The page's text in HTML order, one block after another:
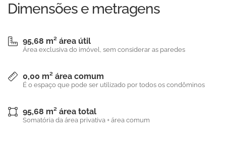
Dimensões e metragens
95,68 m² área útil
Área exclusiva do imóvel, sem considerar as paredes
0,00 m² área comum
É o espaço que pode ser utilizado por todos os condôminos
95,68 m² área total
Somatória da área privativa + área comum